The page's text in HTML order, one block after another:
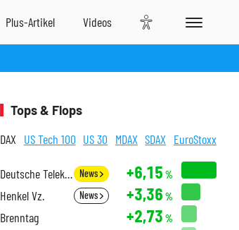
Tops & Flops
DAX US Tech 100 US 30 MDAX SDAX EuroStoxx
Deutsche Telekom News +6,15 %
Henkel Vz. News +3,36 %
Brenntag +2,73 %